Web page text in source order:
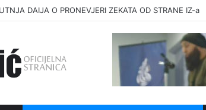
DAIJA O PRONEVJERI ZEKATA OD STRANE IZ-a